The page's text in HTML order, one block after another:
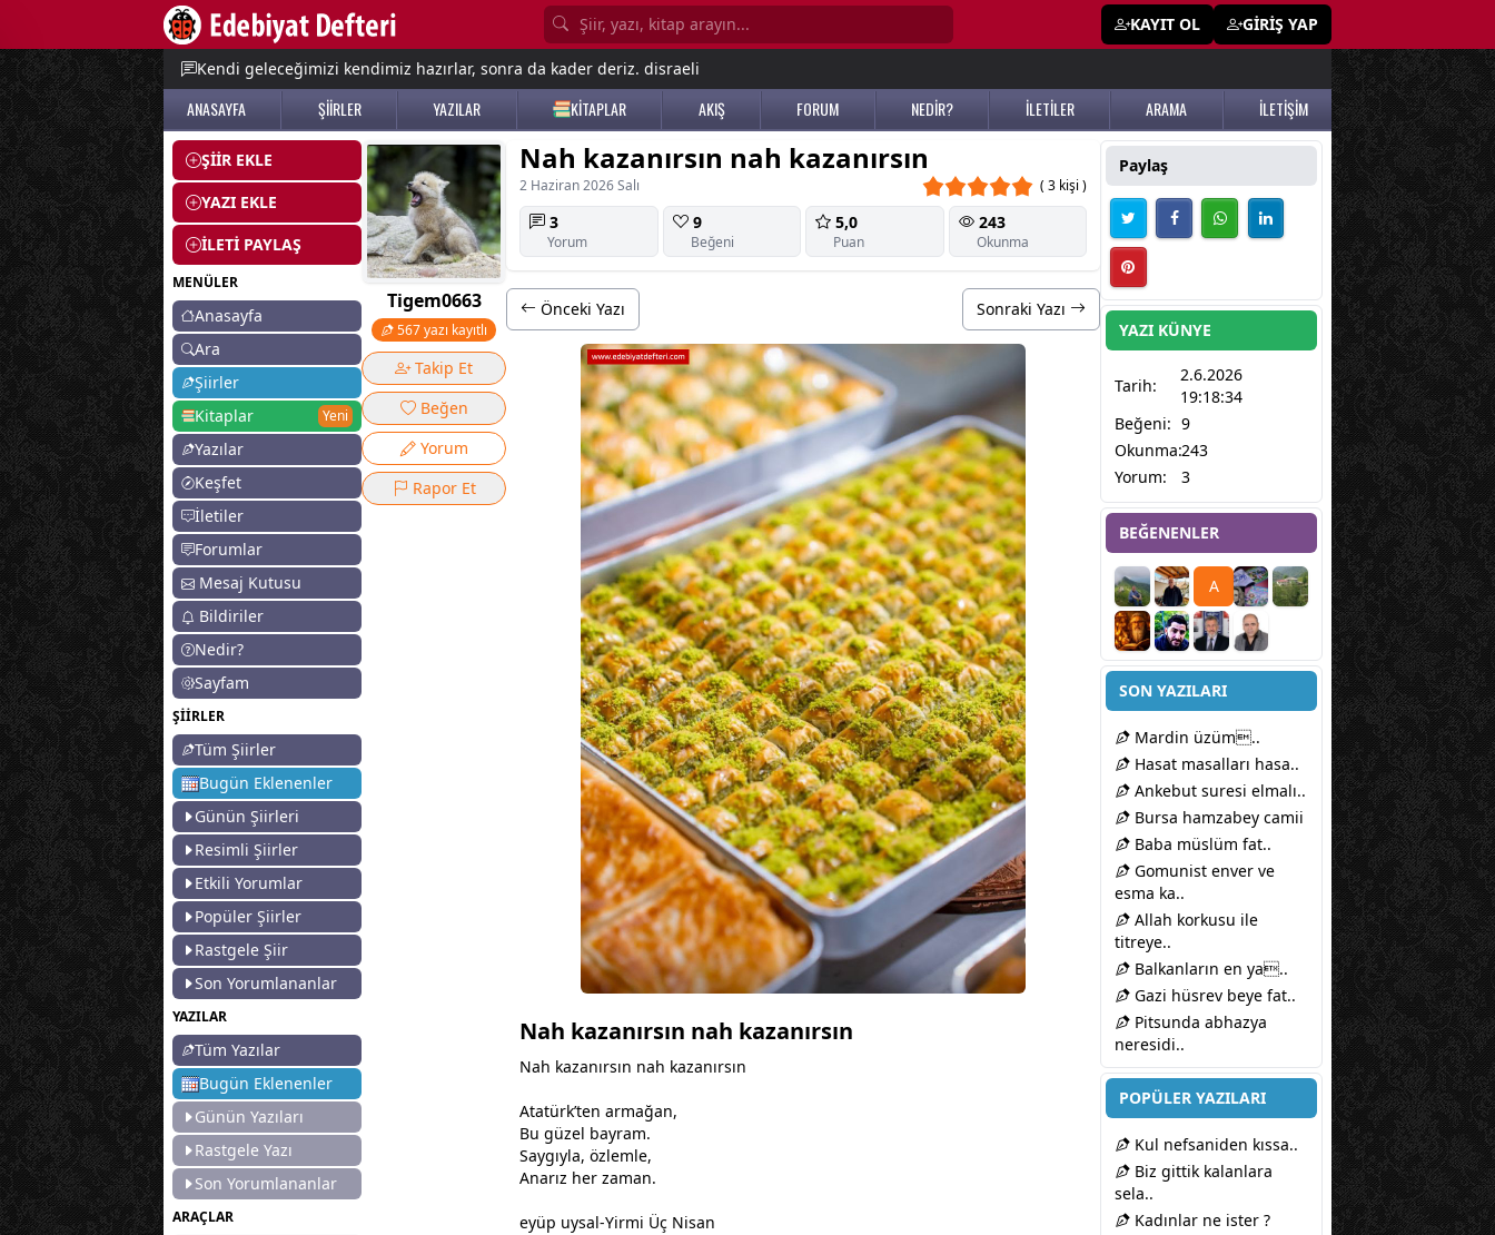
KAYIT OL GİRİŞ YAP
Kendi geleceğimizi kendimiz hazırlar, sonra da kader deriz. disraeli
ANASAYFA ŞİİRLER YAZILAR KİTAPLAR AKIŞ FORUM NEDİR? İLETİLER ARAMA İLETİŞİM
ŞİİR EKLE
YAZI EKLE
İLETİ PAYLAŞ
MENÜLER
Anasayfa
Ara
Şiirler
Kitaplar
Yeni
Yazılar
Keşfet
İletiler
Forumlar
Mesaj Kutusu
Bildiriler
Nedir?
Sayfam
ŞİİRLER
Tüm Şiirler
Bugün Eklenenler
Günün Şiirleri
Resimli Şiirler
Etkili Yorumlar
Popüler Şiirler
Rastgele Şiir
Son Yorumlananlar
YAZILAR
Tüm Yazılar
Bugün Eklenenler
Günün Yazıları
Rastgele Yazı
Son Yorumlananlar
ARAÇLAR
Tigem0663
567 yazı kayıtlı
Takip Et
Beğen
Yorum
Rapor Et
Nah kazanırsın nah kazanırsın
2 Haziran 2026 Salı ( 3 kişi )
3
Yorum
9
Beğeni
5,0
Puan
243
Okunma
Önceki Yazı Sonraki Yazı
Nah kazanırsın nah kazanırsın
Nah kazanırsın nah kazanırsın
Atatürk’ten armağan,
Bu güzel bayram.
Saygıyla, özlemle,
Anarız her zaman.
eyüp uysal-Yirmi Üç Nisan
Paylaş
YAZI KÜNYE
Tarih:
2.6.2026
19:18:34
Beğeni: 9
Okunma:243
Yorum:
3
BEĞENENLER
A
SON YAZILARI
Mardin üzüm..
Hasat masalları hasa..
Ankebut suresi elmalı..
Bursa hamzabey camii
Baba müslüm fat..
Gomunist enver ve
esma ka..
Allah korkusu ile
titreye..
Balkanların en ya..
Gazi hüsrev beye fat..
Pitsunda abhazya
neresidi..
POPÜLER YAZILARI
Kul nefsaniden kıssa..
Biz gittik kalanlara
sela..
Kadınlar ne ister ?
menu